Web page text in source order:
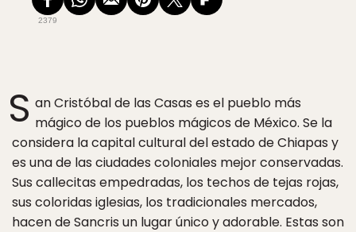
2379
S an Cristóbal de las Casas es el pueblo más
mágico de los pueblos mágicos de México. Se la
considera la capital cultural del estado de Chiapas y
es una de las ciudades coloniales mejor conservadas.
Sus callecitas empedradas, los techos de tejas rojas,
sus coloridas iglesias, los tradicionales mercados,
hacen de Sancris un lugar único y adorable. Estas son